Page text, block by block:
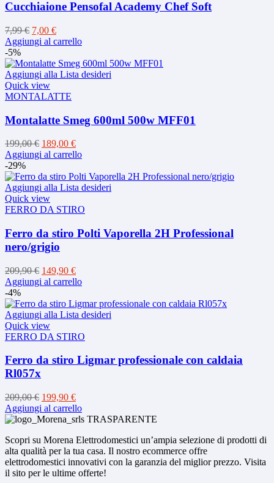
Cucchiaione Pensofal Academy Chef Soft
7,99€ Il
prezzo
era:
7,99 €.
7,00 €Il
prezzo
è:
7,00 €.
Aggiungi al carrello
-5%
Aggiungi alla Lista desideri
Quick view
MONTALATTE
Montalatte Smeg 600ml 500w MFF01
199,00€ Il
prezzo
era:
199,00 €.
189,00 €Il
prezzo
è:
189,00 €.
Aggiungi al carrello
-29%
Aggiungi alla Lista desideri
Quick view
FERRO DA STIRO
Ferro da stiro Polti Vaporella 2H Professional
nero/grigio
209,90€ Il
prezzo
era:
209,90 €.
149,90 €Il
prezzo
è:
149,90 €.
Aggiungi al carrello
-4%
Aggiungi alla Lista desideri
Quick view
FERRO DA STIRO
Ferro da stiro Ligmar professionale con caldaia
Rl057x
209,00€ Il
prezzo
originale
209,00 €.
199,90 €Il
prezzo
attuale
199,90 €.
Aggiungi al carrello
Scopri su Morena Elettrodomestici un’ampia selezione di prodotti di
alta qualità per la tua casa. Il nostro ecommerce offre
elettrodomestici innovativi con la garanzia del miglior prezzo. Visita
il sito per le ultime offerte!